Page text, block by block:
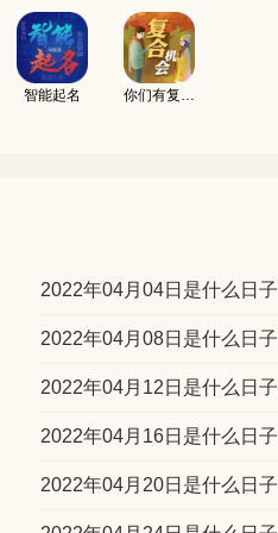
智能起名 你们有复合的机会吗
2022年04月04日是什么日子
2022年04月08日是什么日子
2022年04月12日是什么日子
2022年04月16日是什么日子
2022年04月20日是什么日子